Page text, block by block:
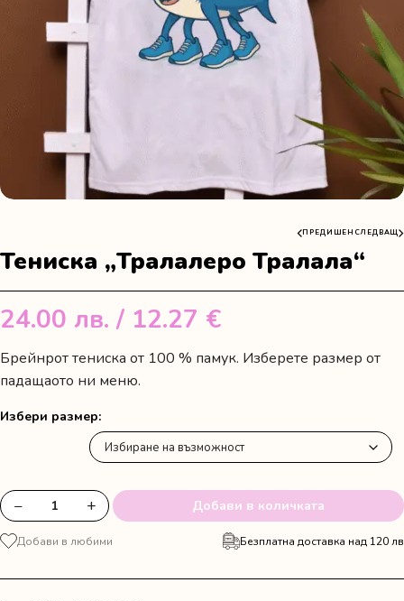
ПРЕДИШЕН СЛЕДВАЩ
Тениска „Тралалеро Тралала“
24.00 лв. / 12.27 €
Брейнрот тениска от 100 % памук. Изберете размер от
падащаото ни меню.
Избери размер
количество
за
Тениска
− + Добави в количката
Добави в любими Безплатна доставка над 120 лв